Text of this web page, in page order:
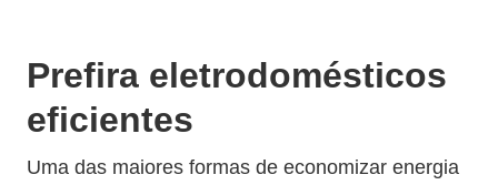
Prefira eletrodomésticos
eficientes
Uma das maiores formas de economizar energia